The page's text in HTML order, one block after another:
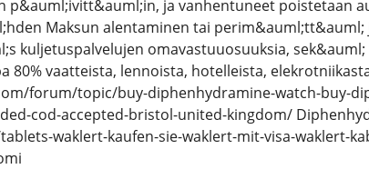
ja vanhentuneet poistetaan
Maksun alentaminen tai
kuljetuspalvelujen omavastuuosuuksia,
80% vaatteista, lennoista, hotelleista,
forum/topic/buy-diphenhydramine-watch-buy-
cod-accepted-bristol-united-kingdom/
waklert-kaufen-sie-waklert-mit-visa-waklert-